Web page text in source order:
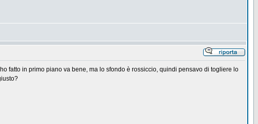
fatto in primo piano va bene, ma lo sfondo è rossiccio, quindi pensavo di togliere lo